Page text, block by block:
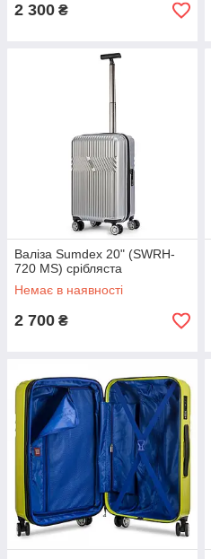
2 300 ₴
Валіза Sumdex 20" (SWRH-
720 MS) срібляста
Немає в наявності
2 700 ₴